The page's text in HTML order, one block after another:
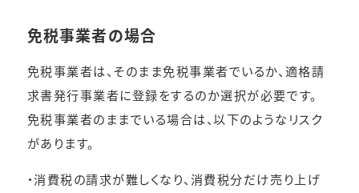
免税事業者の場合
免税事業者は、そのまま免税事業者でいるか、適格請
求書発行事業者に登録をするのか選択が必要です。
免税事業者のままでいる場合は、以下のようなリスク
があります。
・消費税の請求が難しくなり、消費税分だけ売り上げ